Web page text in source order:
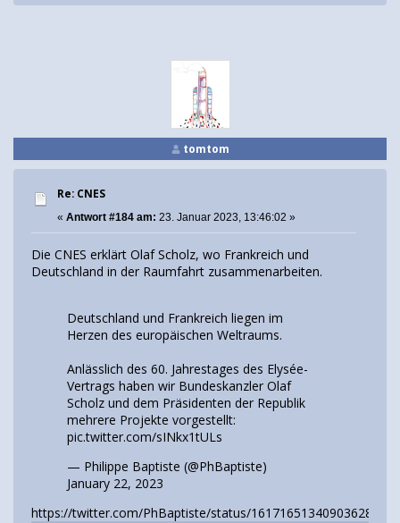
tomtom
Re: CNES
« Antwort #184 am: 23. Januar 2023, 13:46:02 »
Die CNES erklärt Olaf Scholz, wo Frankreich und
Deutschland in der Raumfahrt zusammenarbeiten.
Deutschland und Frankreich liegen im
Herzen des europäischen Weltraums.
Anlässlich des 60. Jahrestages des Elysée-
Vertrags haben wir Bundeskanzler Olaf
Scholz und dem Präsidenten der Republik
mehrere Projekte vorgestellt:
pic.twitter.com/sINkx1tULs
— Philippe Baptiste (@PhBaptiste)
January 22, 2023
https://twitter.com/PhBaptiste/status/1617165134090362883